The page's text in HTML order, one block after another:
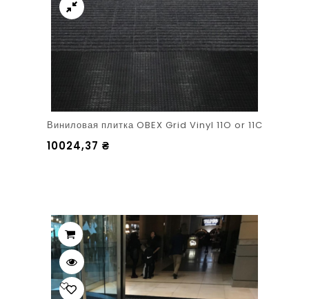
Виниловая плитка OBEX Grid Vinyl 11O or 11C
10024,37 ₴